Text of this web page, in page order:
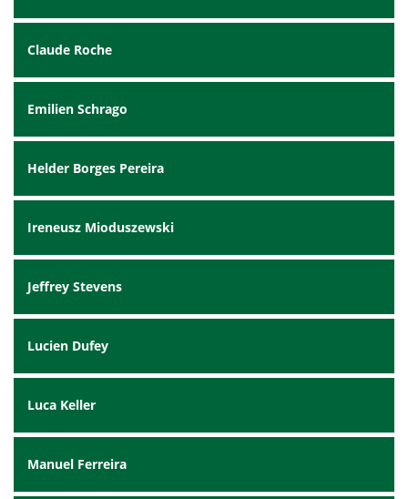
Claude Roche
Emilien Schrago
Helder Borges Pereira
Ireneusz Mioduszewski
Jeffrey Stevens
Lucien Dufey
Luca Keller
Manuel Ferreira